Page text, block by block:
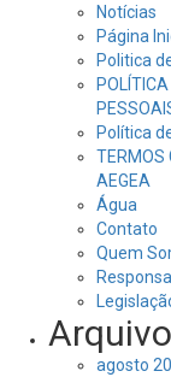
Notícias
Página
Politica
POLÍTICA
Política
TERMOS
AEGEA
Água
Contato
Quem
agosto